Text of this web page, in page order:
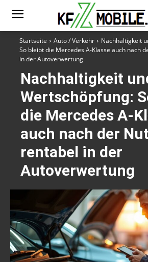
Startseite Auto / Verkehr
Nachhaltigkeit
So bleibt die Mercedes A-Klasse auch nach
in der Autoverwertung
Nachhaltigkeit
Wertschöpfung:
die Mercedes A-
auch nach der
rentabel in der
Autoverwertung